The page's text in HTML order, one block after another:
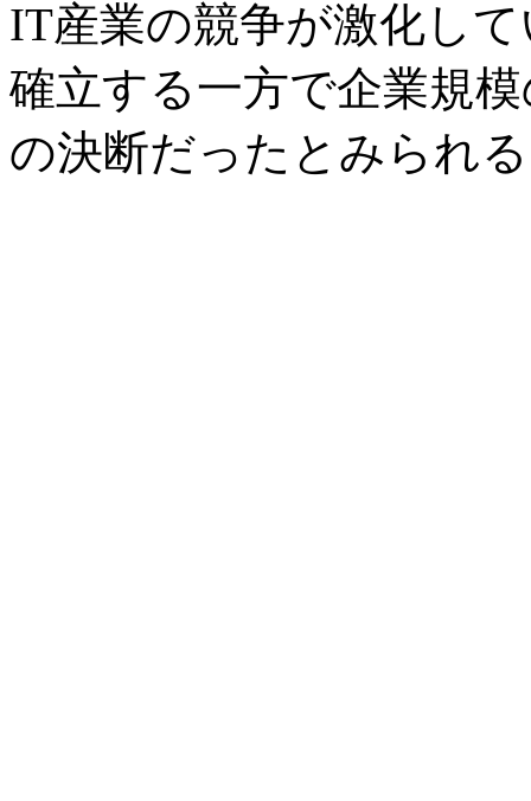
IT産業の競争が激化し
確立する一方で企業規
の決断だったとみられ